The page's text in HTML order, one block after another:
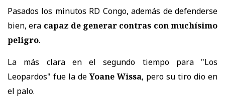
Pasados los minutos RD Congo, además de defenderse
bien, era capaz de generar contras con muchísimo
peligro.
La más clara en el segundo tiempo para "Los
Leopardos" fue la deYoane Wissa, pero su tiro dio en
el palo.